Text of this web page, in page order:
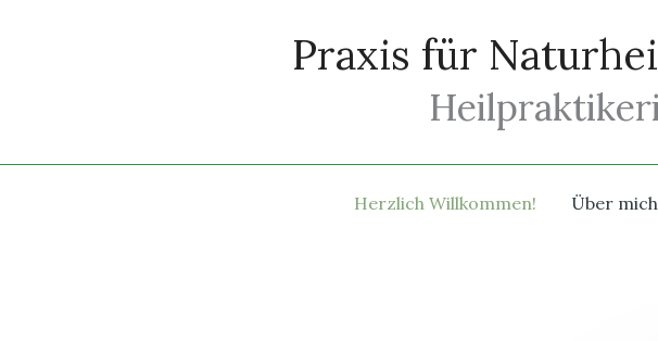
Praxis für
Herzlich Willkommen! Über mich